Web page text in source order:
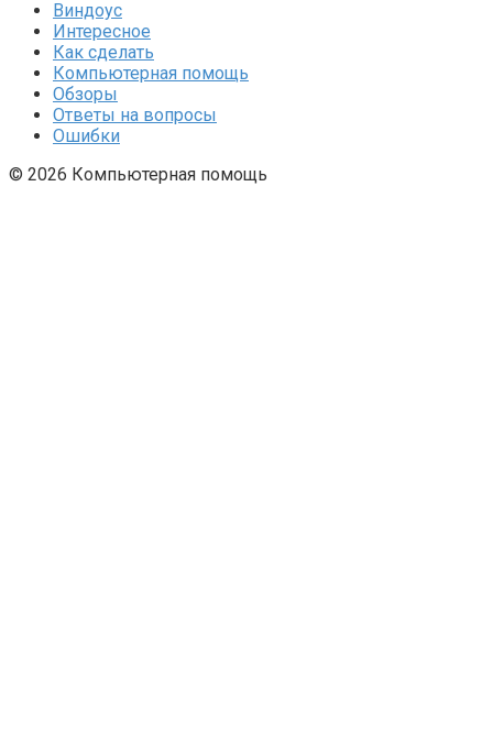
Виндоус
Интересное
Как сделать
Компьютерная помощь
Обзоры
Ответы на вопросы
Ошибки
© 2026 Компьютерная помощь